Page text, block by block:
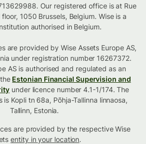
Our registered office is at Rue
1050 Brussels, Belgium. Wise is a
authorised in Belgium.
are provided by Wise Assets Europe AS,
under registration number 16267372.
AS is authorised and regulated as an
Estonian Financial Supervision and
under licence number 4.1-1/174. The
Kopli tn 68a, Põhja-Tallinna linnaosa,
Tallinn, Estonia.
are provided by the respective Wise
entity in your location.